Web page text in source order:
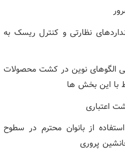
نظارتی و کنترل ریسک به
الگوهای نوین در کشت محصولات
با این بخش ها
اعتباری
از بانوان محترم در سطوح
پروری